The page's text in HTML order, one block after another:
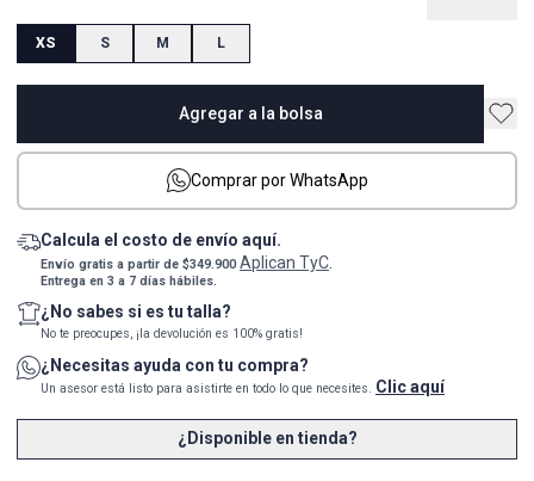
XS S M L
Agregar a la bolsa
Comprar por WhatsApp
Calcula el costo de envío aquí.
Envío gratis a partir de $349.900Aplican TyC.
Entrega en 3 a 7 días hábiles.
¿No sabes si es tu talla?
No te preocupes, ¡la devolución es 100% gratis!
¿Necesitas ayuda con tu compra?
Un asesor está listo para asistirte en todo lo que necesites. Clic aquí
¿Disponible en tienda?